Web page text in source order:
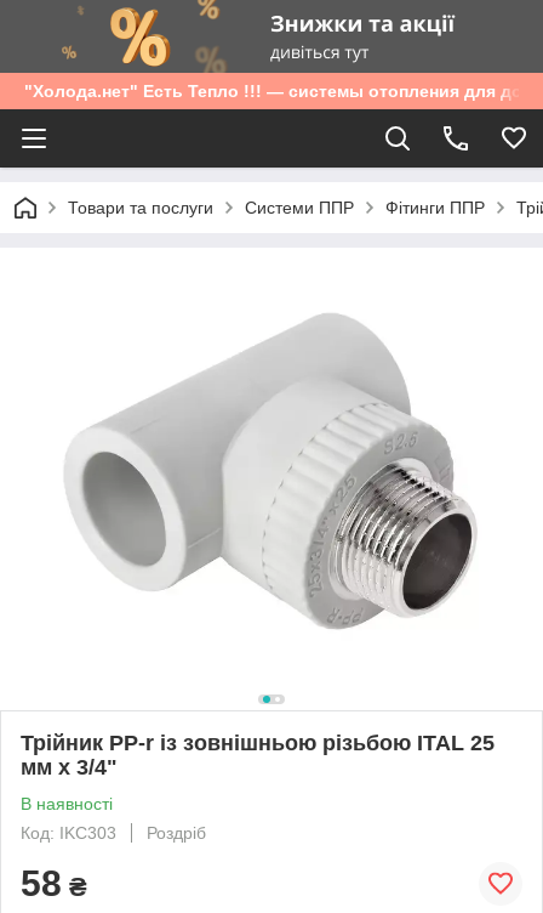
"Холода.нет" Есть Тепло !!! — системы отопления для дома
Товари та послуги Системи ППР Фітинги ППР
Трійник PP-r із зовнішньою різьбою ITAL 25
мм х 3/4"
В наявності
Код: IKC303
Роздріб
58 ₴